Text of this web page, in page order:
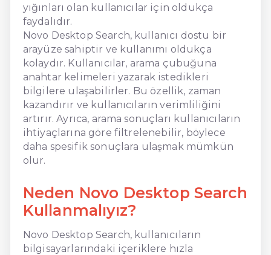
yığınları olan kullanıcılar için oldukça
faydalıdır.
Novo Desktop Search, kullanıcı dostu bir
arayüze sahiptir ve kullanımı oldukça
kolaydır. Kullanıcılar, arama çubuğuna
anahtar kelimeleri yazarak istedikleri
bilgilere ulaşabilirler. Bu özellik, zaman
kazandırır ve kullanıcıların verimliliğini
artırır. Ayrıca, arama sonuçları kullanıcıların
ihtiyaçlarına göre filtrelenebilir, böylece
daha spesifik sonuçlara ulaşmak mümkün
olur.
Neden Novo Desktop Search
Kullanmalıyız?
Novo Desktop Search, kullanıcıların
bilgisayarlarındaki içeriklere hızla